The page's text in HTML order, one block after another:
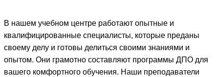
В нашем учебном центре работают опытные и
квалифицированные специалисты, которые преданы
своему делу и готовы делиться своими знаниями и
опытом. Они грамотно составляют программы ДПО для
вашего комфортного обучения. Наши преподаватели